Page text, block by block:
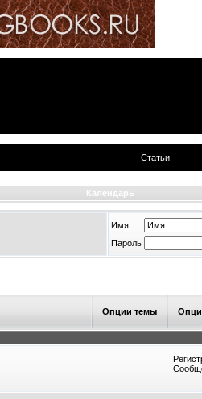
Статьи
Календарь
Имя
Пароль
Опции темы